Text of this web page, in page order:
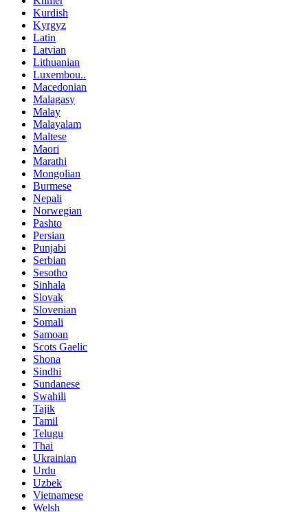
Kurdish
Kyrgyz
Latin
Latvian
Lithuanian
Luxembou..
Macedonian
Malagasy
Malay
Malayalam
Maltese
Maori
Marathi
Mongolian
Burmese
Nepali
Norwegian
Pashto
Persian
Punjabi
Serbian
Sesotho
Sinhala
Slovak
Slovenian
Somali
Samoan
Scots Gaelic
Shona
Sindhi
Sundanese
Swahili
Tajik
Tamil
Telugu
Thai
Ukrainian
Urdu
Uzbek
Vietnamese
Welsh